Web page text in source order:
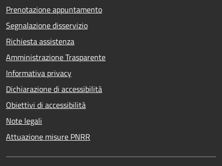
Prenotazione appuntamento
Segnalazione disservizio
Richiesta assistenza
Amministrazione Trasparente
Informativa privacy
Dichiarazione di accessibilità
Obiettivi di accessibilità
Note legali
Attuazione misure PNRR